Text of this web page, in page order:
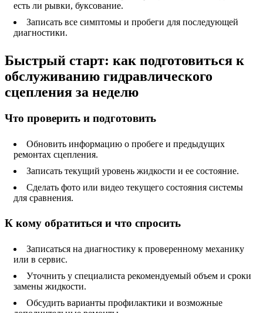
есть ли рывки, буксование.
Записать все симптомы и пробеги для последующей
диагностики.
Быстрый старт: как подготовиться к
обслуживанию гидравлического
сцепления за неделю
Что проверить и подготовить
Обновить информацию о пробеге и предыдущих
ремонтах сцепления.
Записать текущий уровень жидкости и ее состояние.
Сделать фото или видео текущего состояния системы
для сравнения.
К кому обратиться и что спросить
Записаться на диагностику к проверенному механику
или в сервис.
Уточнить у специалиста рекомендуемый объем и сроки
замены жидкости.
Обсудить варианты профилактики и возможные